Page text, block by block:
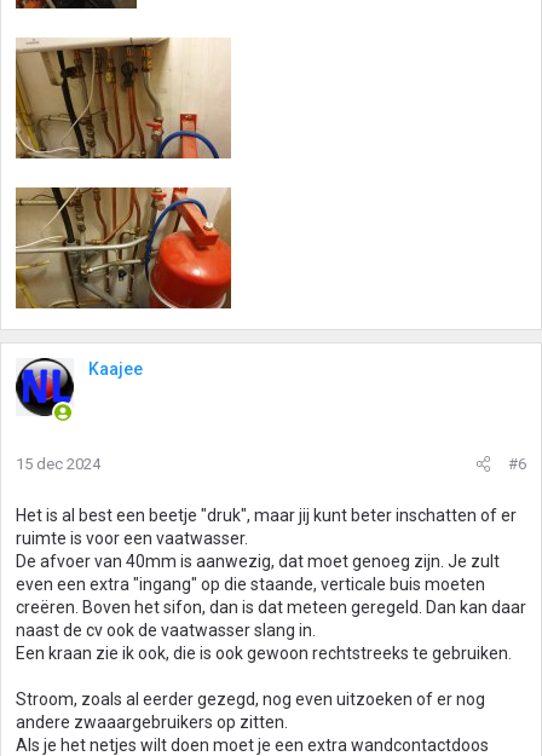
Kaajee
15 dec 2024 #6
Het is al best een beetje "druk", maar jij kunt beter inschatten of er
ruimte is voor een vaatwasser.
De afvoer van 40mm is aanwezig, dat moet genoeg zijn. Je zult
even een extra "ingang" op die staande, verticale buis moeten
creëren. Boven het sifon, dan is dat meteen geregeld. Dan kan daar
naast de cv ook de vaatwasser slang in.
Een kraan zie ik ook, die is ook gewoon rechtstreeks te gebruiken.
Stroom, zoals al eerder gezegd, nog even uitzoeken of er nog
andere zwaaargebruikers op zitten.
Als je het netjes wilt doen moet je een extra wandcontactdoos